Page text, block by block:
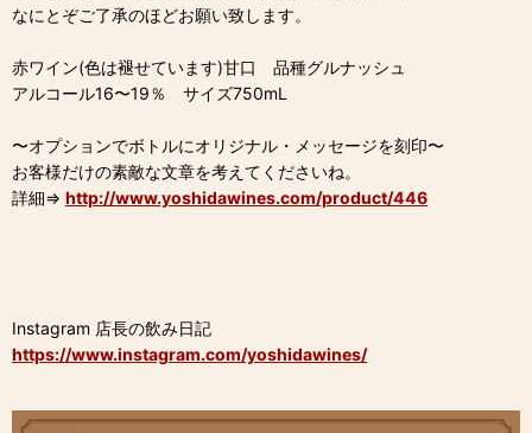
なにとぞご了承のほどお願い致します。
赤ワイン(色は褪せています)甘口 品種グルナッシュ
アルコール16〜19％ サイズ750mL
〜オプションでボトルにオリジナル・メッセージを刻印〜
お客様だけの素敵な文章を考えてくださいね。
詳細⇒ http://www.yoshidawines.com/product/446
Instagram 店長の飲み日記
https://www.instagram.com/yoshidawines/